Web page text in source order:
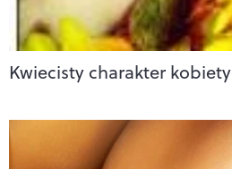
Kwiecisty charakter kobiety